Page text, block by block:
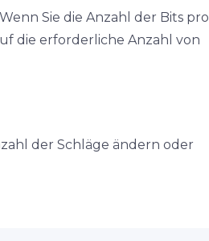
Sie die Anzahl der Bits pro
die erforderliche Anzahl von
der Schläge ändern oder